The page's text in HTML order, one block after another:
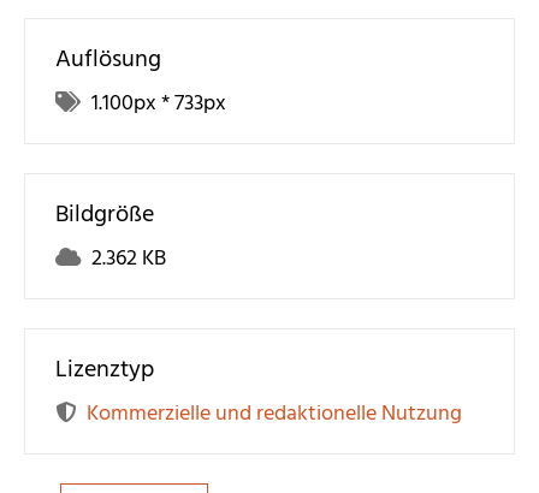
Auflösung
1.100px *733px
Bildgröße
2.362 KB
Lizenztyp
Kommerzielle und redaktionelle Nutzung